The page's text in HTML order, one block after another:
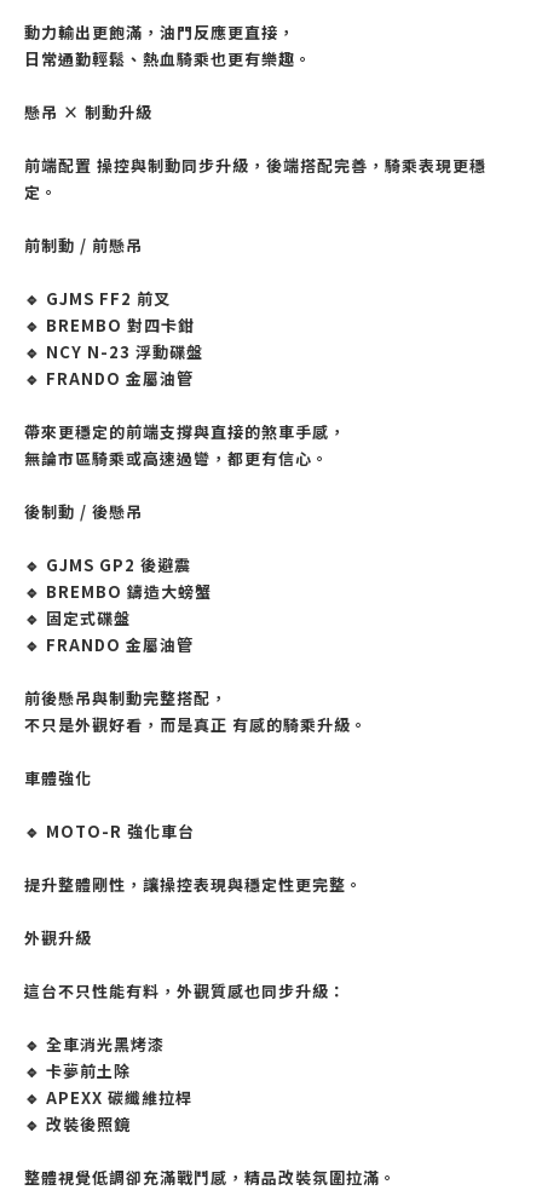
動力輸出更飽滿，油門反應更直接，
日常通勤輕鬆、熱血騎乘也更有樂趣。
懸吊 × 制動升級
前端配置 操控與制動同步升級，後端搭配完善，騎乘表現更穩
定。
前制動 / 前懸吊
🔹 GJMS FF2 前叉
🔹 BREMBO 對四卡鉗
🔹 NCY N-23 浮動碟盤
🔹 FRANDO 金屬油管
帶來更穩定的前端支撐與直接的煞車手感，
無論市區騎乘或高速過彎，都更有信心。
後制動 / 後懸吊
🔹 GJMS GP2 後避震
🔹 BREMBO 鑄造大螃蟹
🔹 固定式碟盤
🔹 FRANDO 金屬油管
前後懸吊與制動完整搭配，
不只是外觀好看，而是真正 有感的騎乘升級。
車體強化
🔹 MOTO-R 強化車台
提升整體剛性，讓操控表現與穩定性更完整。
外觀升級
這台不只性能有料，外觀質感也同步升級：
🔹 全車消光黑烤漆
🔹 卡夢前土除
🔹 APEXX 碳纖維拉桿
🔹 改裝後照鏡
整體視覺低調卻充滿戰鬥感，精品改裝氛圍拉滿。